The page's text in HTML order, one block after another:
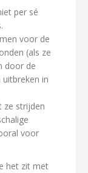
per sé
voor de
(als ze
door de
in
ze strijden
voor
het zit met